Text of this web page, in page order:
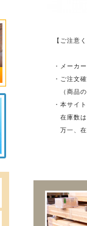
【ご注意
・メーカ
・ご注文
（商品の
・本サイ
在庫数は
万一、在